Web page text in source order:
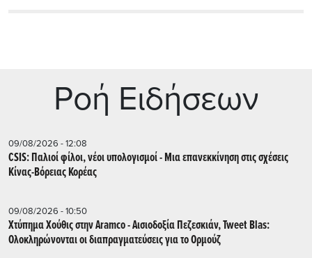
Ρoή Ειδήσεων
09/08/2026 - 12:08
CSIS: Παλιοί φίλοι, νέοι υπολογισμοί - Μια επανεκκίνηση στις σχέσεις
Κίνας-Βόρειας Κορέας
09/08/2026 - 10:50
Χτύπημα Χούθις στην Aramco - Aισιοδοξία Πεζεσκιάν, Tweet Blas:
Ολοκληρώνονται οι διαπραγματεύσεις για το Ορμούζ